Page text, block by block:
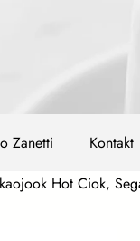
Zanetti
Kontakt
Hot Ciok,